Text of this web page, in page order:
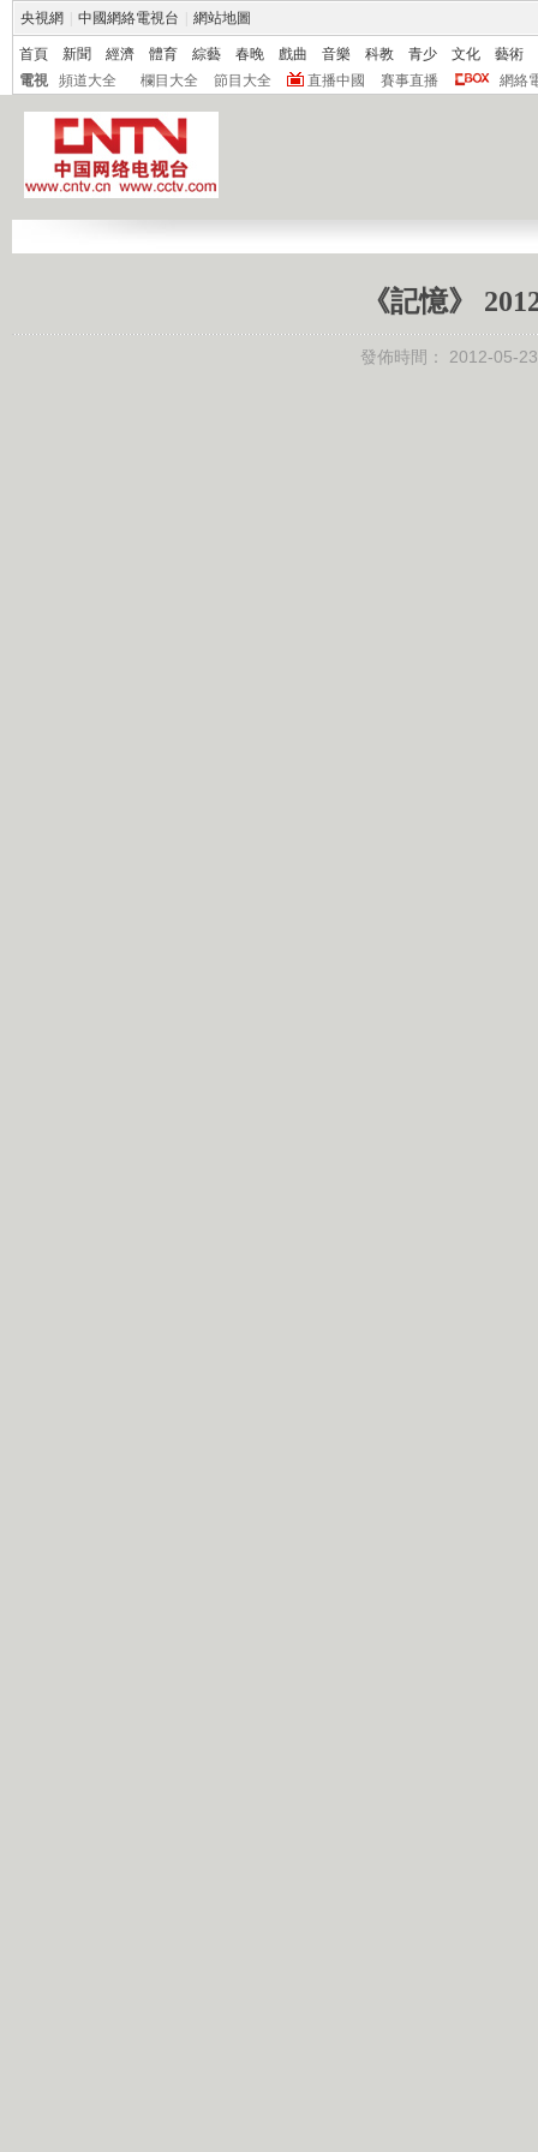
央視網 中國網絡電視台 網站地圖
首頁 新聞 經濟 體育 綜藝 春晚 戲曲 音樂 科教 青少 文化
藝術
電視
頻道大全 欄目大全 節目大全 直播中國 賽事直播 網絡
《記憶》
發佈時間： 2012-05-